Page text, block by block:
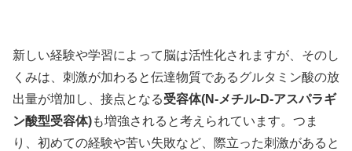
新しい経験や学習によって脳は活性化されますが、そのし
くみは、刺激が加わると伝達物質であるグルタミン酸の放
出量が増加し、接点となる受容体(N-メチル-D-アスパラギ
ン酸型受容体)も増強されると考えられています。つま
り、初めての経験や苦い失敗など、際立った刺激があると